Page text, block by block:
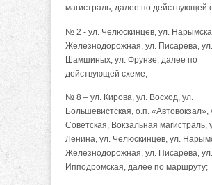
магистраль, далее по действующей
№ 2 - ул. Челюскинцев, ул.
Железнодорожная, ул. Писарева,
Шамшиных, ул. Фрунзе, далее по
действующей схеме;
№ 8 – ул. Кирова, ул. Восход, ул.
Большевистская, о.п. «Автовокзал»,
Советская, Вокзальная магистраль,
Ленина, ул. Челюскинцев, ул.
Железнодорожная, ул. Писарева, ул.
Ипподромская, далее по маршруту;